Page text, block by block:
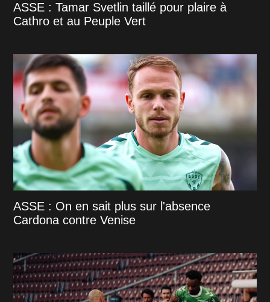
ASSE : Tamar Svetlin taillé pour plaire à
Cathro et au Peuple Vert
ASSE : On en sait plus sur l'absence
Cardona contre Venise